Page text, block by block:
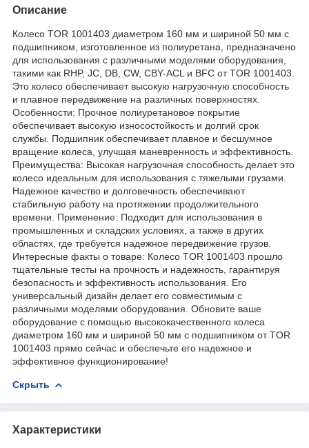
Описание
Колесо TOR 1001403 диаметром 160 мм и шириной 50 мм с
подшипником, изготовленное из полиуретана, предназначено
для использования с различными моделями оборудования,
такими как RHP, JC, DB, CW, CBY-ACL и BFC от TOR 1001403.
Это колесо обеспечивает высокую нагрузочную способность
и плавное передвижение на различных поверхностях.
Особенности: Прочное полиуретановое покрытие
обеспечивает высокую износостойкость и долгий срок
службы. Подшипник обеспечивает плавное и бесшумное
вращение колеса, улучшая маневренность и эффективность.
Преимущества: Высокая нагрузочная способность делает это
колесо идеальным для использования с тяжелыми грузами.
Надежное качество и долговечность обеспечивают
стабильную работу на протяжении продолжительного
времени. Применение: Подходит для использования в
промышленных и складских условиях, а также в других
областях, где требуется надежное передвижение грузов.
Интересные факты о товаре: Колесо TOR 1001403 прошло
тщательные тесты на прочность и надежность, гарантируя
безопасность и эффективность использования. Его
универсальный дизайн делает его совместимым с
различными моделями оборудования. Обновите ваше
оборудование с помощью высококачественного колеса
диаметром 160 мм и шириной 50 мм с подшипником от TOR
1001403 прямо сейчас и обеспечьте его надежное и
эффективное функционирование!
Скрыть
Характеристики